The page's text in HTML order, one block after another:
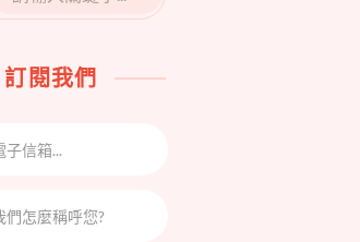
訂閱我們